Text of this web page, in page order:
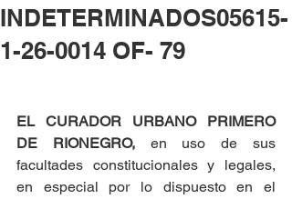
INDETERMINADOS05615-
1-26-0014 OF- 79
EL CURADOR URBANO PRIMERO
DE RIONEGRO, en uso de sus
facultades constitucionales y legales,
en especial por lo dispuesto en el